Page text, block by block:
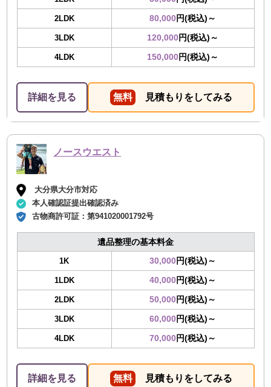
2LDK 80,000円(税込)～
3LDK 120,000円(税込)～
4LDK 150,000円(税込)～
詳細を見る 無料 見積もりをしてみる
ノースウエスト
大分県大分市対応
本人確認証提出確認済み
古物商許可証：第941020001792号
遺品整理の基本料金
1K 30,000円(税込)～
1LDK 40,000円(税込)～
2LDK 50,000円(税込)～
3LDK 60,000円(税込)～
4LDK 70,000円(税込)～
詳細を見る 無料 見積もりをしてみる